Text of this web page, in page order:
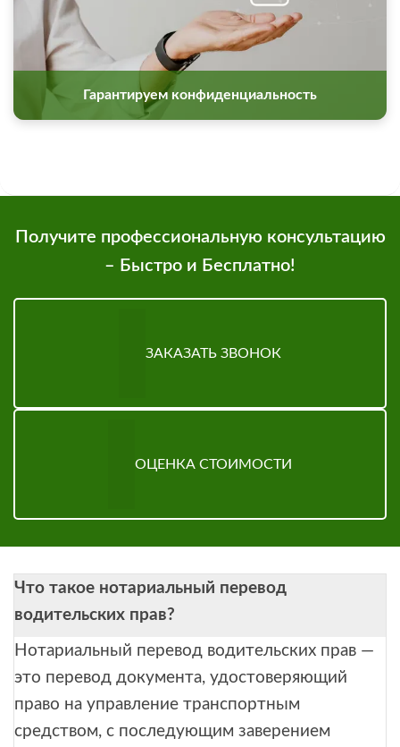
Гарантируем конфиденциальность
Получите профессиональную консультацию
– Быстро и Бесплатно!
ЗАКАЗАТЬ ЗВОНОК
ОЦЕНКА СТОИМОСТИ
Что такое нотариальный перевод
водительских прав?
Нотариальный перевод водительских прав —
это перевод документа, удостоверяющий
право на управление транспортным
средством, с последующим заверением